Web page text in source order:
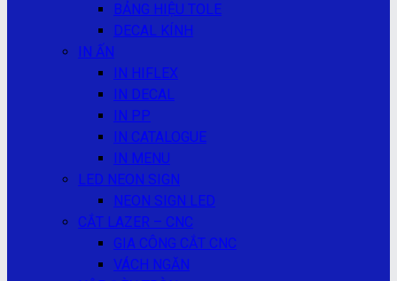
BẢNG HIỆU TOLE
DECAL KÍNH
IN ẤN
IN HIFLEX
IN DECAL
IN PP
IN CATALOGUE
IN MENU
LED NEON SIGN
NEON SIGN LED
CẮT LAZER – CNC
GIA CÔNG CẮT CNC
VÁCH NGĂN